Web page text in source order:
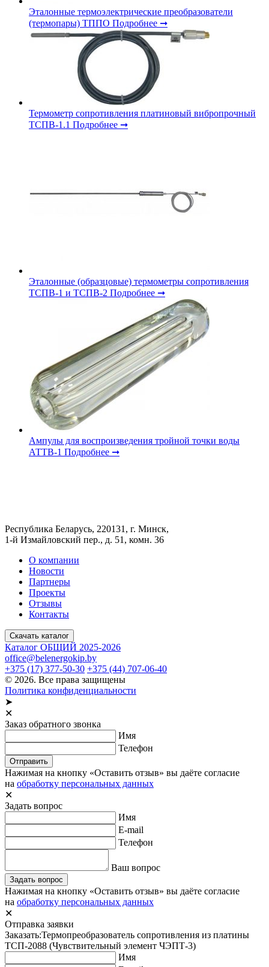
Эталонные термоэлектрические преобразователи
(термопары) ТППО Подробнее ➞
Термометр сопротивления платиновый вибропрочный
ТСПВ-1.1 Подробнее ➞
Эталонные (образцовые) термометры сопротивления
ТСПВ-1 и ТСПВ-2 Подробнее ➞
Ампулы для воспроизведения тройной точки воды
АТТВ-1 Подробнее ➞
Республика Беларусь, 220131, г. Минск,
1-й Измайловский пер., д. 51, комн. 36
О компании
Новости
Партнеры
Проекты
Отзывы
Контакты
Скачать каталог
Каталог ОБЩИЙ 2025-2026
office@belenergokip.by
+375 (17) 377-50-30 +375 (44) 707-06-40
© 2026. Все права защищены
Политика конфиденциальности
➤
✕
Заказ обратного звонка
Имя
Телефон
Отправить
Нажимая на кнопку «Оставить отзыв» вы даёте согласие
на обработку персональных данных
✕
Задать вопрос
Имя
E-mail
Телефон
Ваш вопрос
Задать вопрос
Нажимая на кнопку «Оставить отзыв» вы даёте согласие
на обработку персональных данных
✕
Отправка заявки
Заказать:Термопреобразователь сопротивления из платины
ТСП-2088 (Чувствительный элемент ЧЭПТ-3)
Имя